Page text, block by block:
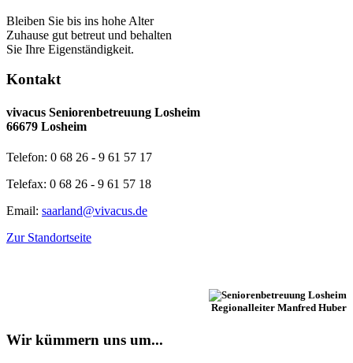
Bleiben Sie bis ins hohe Alter
Zuhause gut betreut und behalten
Sie Ihre Eigenständigkeit.
Kontakt
vivacus Seniorenbetreuung Losheim
66679 Losheim
Telefon: 0 68 26 - 9 61 57 17
Telefax: 0 68 26 - 9 61 57 18
Email: saarland@vivacus.de
Zur Standortseite
Regionalleiter Manfred Huber
Wir kümmern uns um...